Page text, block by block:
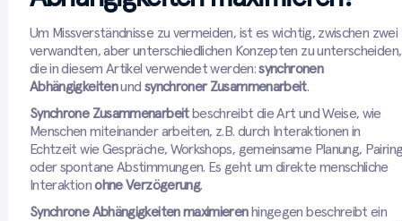
Um Missverständnisse zu vermeiden, ist es wichtig, zwischen zwei
verwandten, aber unterschiedlichen Konzepten zu unterscheiden,
die in diesem Artikel verwendet werden:synchronen
Abhängigkeitenund synchroner Zusammenarbeit.
Synchrone Zusammenarbeitbeschreibt die Art und Weise, wie
Menschen miteinander arbeiten, z.B. durch Interaktionen in
Echtzeit wie Gespräche, Workshops, gemeinsame Planung,
oder spontane Abstimmungen. Es geht um direkte menschliche
Interaktionohne Verzögerung.
Synchrone Abhängigkeiten maximierenhingegen beschreibt ein